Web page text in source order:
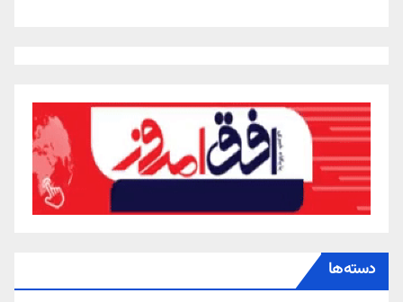
دسته‌ها